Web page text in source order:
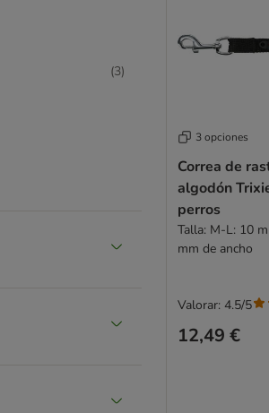
(3)
3 opciones
Correa de
algodón
perros
Talla: M-L: 10
mm de ancho
12,49 €
Valorar: 4.5/5